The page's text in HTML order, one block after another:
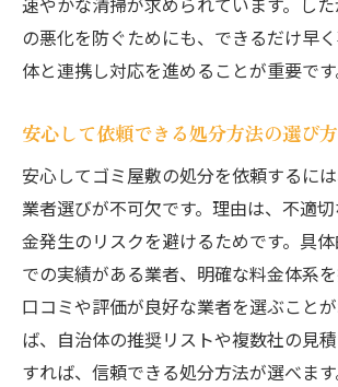
ゴミ屋敷を分別で効率的に片
ト
分別ルールを守ることでゴミ
策
再利用可能な品の選別と買取
分別とリサイクルでゴミ屋敷
夫
ゴミ屋敷回収時のリサイクル
法
の悪化を防ぐためにも、できるだけ早
体と連携し対応を進めることが重要です
安心して依頼できる処分方法の選び
安心してゴミ屋敷の処分を依頼するに
業者選びが不可欠です。理由は、不適
金発生のリスクを避けるためです。具
での実績がある業者、明確な料金体系を
口コミや評価が良好な業者を選ぶこと
ば、自治体の推奨リストや複数社の見
すれば、信頼できる処分方法が選べます